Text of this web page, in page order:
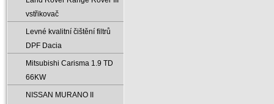
vstřikovač
Levné kvalitní čištění filtrů
DPF Dacia
Mitsubishi Carisma 1.9 TD
66KW
NISSAN MURANO II